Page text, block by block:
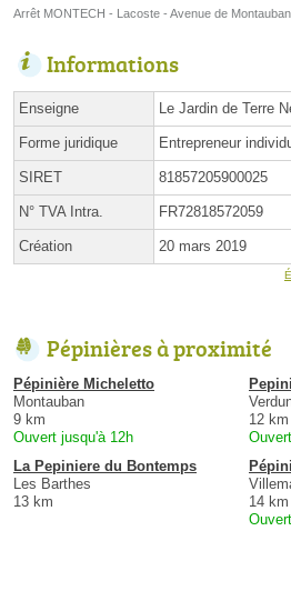
Arrêt MONTECH - Lacoste - Avenue de Montauban
Informations
Enseigne Le Jardin de Terre
Forme juridique Entrepreneur
SIRET 81857205900025
N° TVA Intra. FR72818572059
Création 20 mars 2019
Pépinières à proximité
Pépinière Micheletto
Montauban
9 km
Ouvert jusqu'à 12h
12 km
La Pepiniere du Bontemps
Les Barthes
13 km
14 km